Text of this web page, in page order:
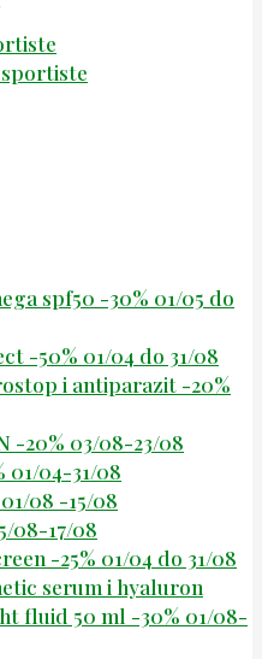
spf50 -30% 01/05 do
-50% 01/04 do 31/08
i antiparazit -20%
-20% 03/08-23/08
01/04-31/08
08 -15/08
08-17/08
-25% 01/04 do 31/08
serum i hyaluron
fluid 50 ml -30% 01/08-